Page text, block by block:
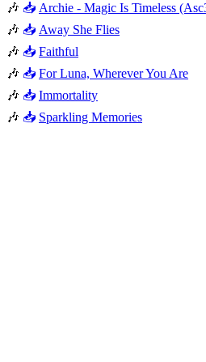
🎶 📥 Archie - Magic Is Timeless
🎶 📥 Away She Flies
🎶 📥 Faithful
🎶 📥 For Luna, Wherever You Are
🎶 📥 Immortality
🎶 📥 Sparkling Memories